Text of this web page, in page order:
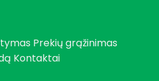
Prekių grąžinimas
Kontaktai